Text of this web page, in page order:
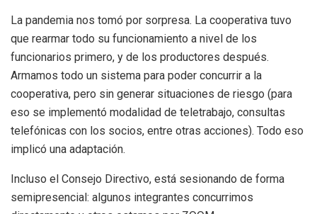
La pandemia nos tomó por sorpresa. La cooperativa tuvo
que rearmar todo su funcionamiento a nivel de los
funcionarios primero, y de los productores después.
Armamos todo un sistema para poder concurrir a la
cooperativa, pero sin generar situaciones de riesgo (para
eso se implementó modalidad de teletrabajo, consultas
telefónicas con los socios, entre otras acciones). Todo eso
implicó una adaptación.
Incluso el Consejo Directivo, está sesionando de forma
semipresencial: algunos integrantes concurrimos